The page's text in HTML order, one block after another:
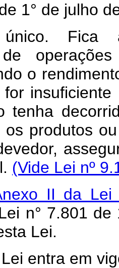
1° de julho
único. Fica
de
o
for
tenha
os produtos
(Vide Lei nº
II da
n° 7.801
Lei.
entra em